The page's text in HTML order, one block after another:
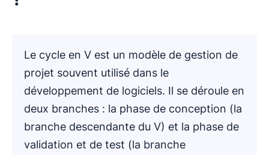
Le cycle en V est un modèle de gestion de
projet souvent utilisé dans le
développement de logiciels. Il se déroule en
deux branches : la phase de conception (la
branche descendante du V) et la phase de
validation et de test (la branche